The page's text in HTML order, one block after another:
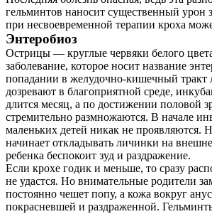
О нас
гельминтов наносит существенный
при несвоевременной терапии кроха
Энтеробиоз
Острицы — круглые червяки белого
заболевание, которое носит название
попадании в желудочно-кишечный тракт
дозревают в благоприятной среде,
длится месяц, а по достижении половой
стремительно размножаются. В начале
маленьких детей никак не проявляются.
начинает откладывать личинки на
ребенка беспокоит зуд и раздражение.
Если крохе годик и меньше, то сразу
не удастся. Но внимательные родители
постоянно чешет попу, а кожа вокруг
покрасневшей и раздраженной.